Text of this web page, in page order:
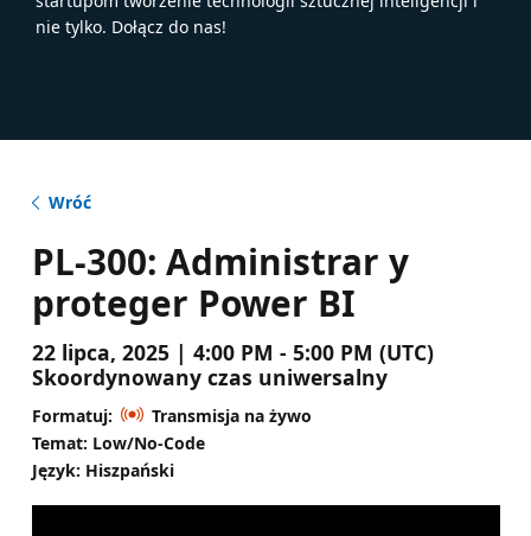
nie tylko. Dołącz do nas!
Wróć
PL-300: Administrar y
proteger Power BI
22 lipca, 2025 | 4:00 PM - 5:00 PM (UTC)
Skoordynowany czas uniwersalny
Formatuj:
Transmisja na żywo
Temat: Low/No-Code
Język: Hiszpański